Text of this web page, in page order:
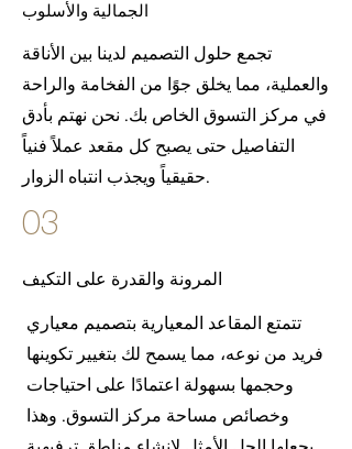
الجمالية والأسلوب
تجمع حلول التصميم لدينا بين الأناقة
والعملية، مما يخلق جوًا من الفخامة والراحة
في مركز التسوق الخاص بك. نحن نهتم بأدق
التفاصيل حتى يصبح كل مقعد عملاً فنياً
حقيقياً ويجذب انتباه الزوار.
03
المرونة والقدرة على التكيف
تتمتع المقاعد المعيارية بتصميم معياري
فريد من نوعه، مما يسمح لك بتغيير تكوينها
وحجمها بسهولة اعتمادًا على احتياجات
وخصائص مساحة مركز التسوق. وهذا